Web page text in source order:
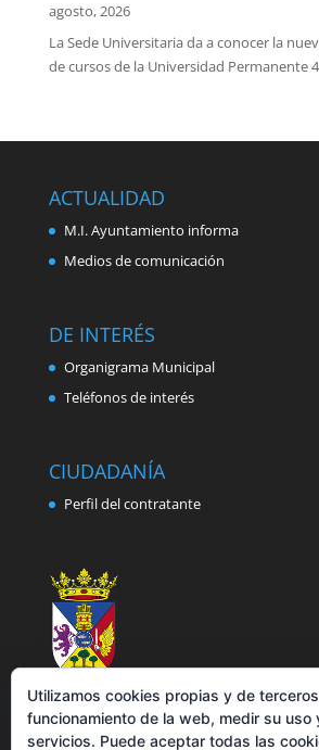
agosto, 2026
La Sede Universitaria da a conocer la
de cursos de la Universidad Permanente
ACTUALIDAD
M.I. Ayuntamiento informa
Medios de comunicación
DE INTERÉS
Organigrama Municipal
Teléfonos de interés
CIUDADANÍA
Perfil del contratante
Utilizamos cookies propias y de
funcionamiento de la web, medir su uso
servicios. Puede aceptar todas las